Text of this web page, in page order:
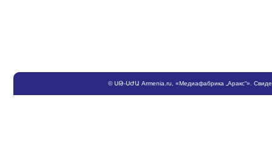
©ՍԹ-ՍԺԱ Armenia.ru , «Медиафабрика „Аракс“».